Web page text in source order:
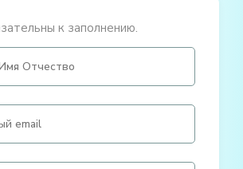
к заполнению.